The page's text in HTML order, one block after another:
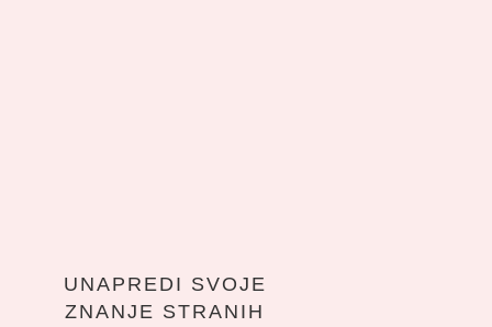
UNAPREDI SVOJE
ZNANJE STRANIH